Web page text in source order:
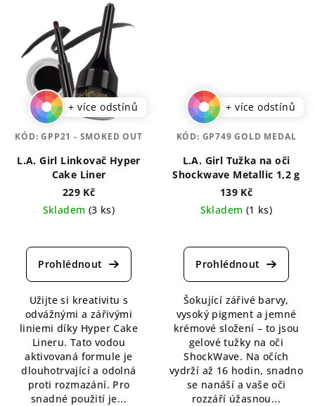
+ více odstínů
L.A. Girl Linkovač Hyper
Cake Liner
229 Kč
Skladem (3 ks)
hodnocení
produktu
z
5
hvězdiček.
Užijte si kreativitu s
odvážnými a zářivými
liniemi díky Hyper Cake
Lineru. Tato vodou
aktivovaná formule je
dlouhotrvající a odolná
proti rozmazání. Pro
snadné použití je...
KÓD:GPP21 - SMOKED OUT
+ více odstínů
L.A. Girl Tužka na oči
Shockwave Metallic 1,2 g
139 Kč
Skladem (1 ks)
hodnocení
produktu
z
5
hvězdiček.
Šokující zářivé barvy,
vysoký pigment a jemné
krémové složení – to jsou
gelové tužky na oči
ShockWave. Na očích
vydrží až 16 hodin, snadno
se nanáší a vaše oči
rozzáří úžasnou...
KÓD: GP749 GOLD MEDAL